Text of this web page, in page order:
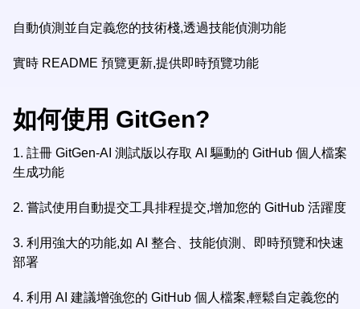
自動偵測並自定義您的技術棧,透過技能偵測功能
實時 README 預覽更新,提供即時預覽功能
如何使用 GitGen?
1. 註冊 GitGen-AI 測試版以存取 AI 驅動的 GitHub 個人檔案
生成功能
2. 嘗試使用自動提交工具排程提交,增加您的 GitHub 活躍度
3. 利用強大的功能,如 AI 整合、技能偵測、即時預覽和快速
部署
4. 利用 AI 建議增強您的 GitHub 個人檔案,輕鬆自定義您的